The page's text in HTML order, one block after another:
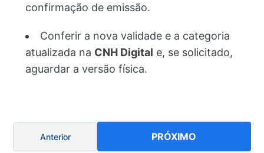
confirmação de emissão.
Conferir a nova validade e a categoria
atualizada na CNH Digital e, se solicitado,
aguardar a versão física.
Anterior PRÓXIMO